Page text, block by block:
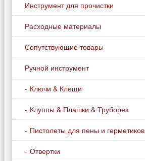
Инструмент для прочистки
Расходные материалы
Сопутствующие товары
Ручной инструмент
Ключи & Клещи
Клуппы & Плашки & Труборез
Пистолеты для пены и герметиков
Отвертки